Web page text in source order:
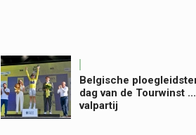
Belgische
dag van de Tourwinst
valpartij